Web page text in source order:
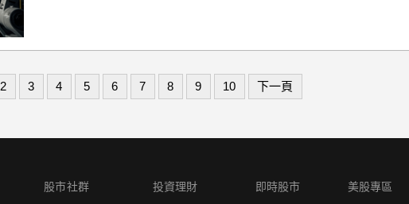
2 3 4 5 6 7 8 9 10 下一頁
股市社群 投資理財 即時股市 美股專區